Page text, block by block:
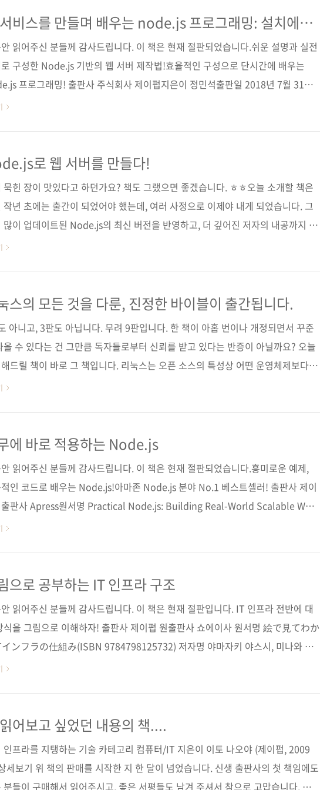
/ 아두이노 / 프로그래밍 / 하드웨어 / 소프트웨어 / 리눅스 / 파이썬 / 오픈 소스 /
비스를 만들며 배우는 node.js 프로그래밍: 설치에서
까지
읽어주신 분들께 감사드립니다. 이 책은 현재 절판되었습니다.쉬운 설명과 실전
구성한 Node.js 기반의 웹 서버 제작법!효율적인 구성으로 단시간에 배우는
프로그래밍! 출판사 주식회사 제이펍지은이 정민석출판일 2018년 7월 31일
220쪽시리즈 (없음)판 형 46배판변형(188*245*12)제 본 무선(soft cover)정
트■ node.js 공식 사이트 관련 포스트■ 2018/07/20 - [출간전 책소식] -
로 웹 서버를 만들다!
묵힌 장이 맛있다고 하던가요? 책도 그랬으면 좋겠습니다. ㅎㅎ오늘 소개할 책은
작년 초에는 출간이 되었어야 했는데, 여러 사정으로 이제야 내게 되었습니다. 그
많이 업데이트된 Node.js의 최신 버전을 반영하고, 더 깊어진 저자의 내공까지 책
담았으니 오래 묵힌 장과 빗대어도 괜찮겠죠? ^^; 온라인상에서 Harrison Jung
합니다. 그래서 그 경험을 살려 간단한 페이스북 챗봇 제작 방법도 책에 실어주
스의 모든 것을 다룬, 진정한 바이블이 출간됩니다.
아니고, 3판도 아닙니다. 무려 9판입니다. 한 책이 아홉 번이나 개정되면서 꾸준
올 수 있다는 건 그만큼 독자들로부터 신뢰를 받고 있다는 반증이 아닐까요? 오늘
드릴 책이 바로 그 책입니다. 리눅스는 오픈 소스의 특성상 어떤 운영체제보다
발전해왔고 예전보다 안정성도 높아져 유닉스나 윈도우 서버를 최근 많이 대체
맞게 분량도 방대합니다. 천 페이지가 넘는 분량에 리눅스 시스템의 거의 모든 것
에 대한 정의와 배포판의 종류..
에 바로 적용하는 Node.js
읽어주신 분들께 감사드립니다. 이 책은 현재 절판되었습니다.흥미로운 예제,
인 코드로 배우는 Node.js!아마존 Node.js 분야 No.1 베스트셀러! 출판사 제이
출판사 Apress원서명 Practical Node.js: Building Real-World Scalable Web
(ISBN: 9781430265955)저자명 아자트 마르단역자명 테크 트랜스 그룹 T4출판
/ MongoDB / Jade / Mocha / Express 4 / Expect / T..
으로 공부하는 IT 인프라 구조
읽어주신 분들께 감사드립니다. 이 책은 현재 절판입니다. IT 인프라 전반에 대
식을 그림으로 이해하자! 출판사 제이펍 원출판사 쇼에이사 원서명 絵で見てわか
ンフラの仕組み(ISBN 9784798125732) 저자명 야마자키 야스시, 미나와 요
아제카츠 요헤이, 사토 타카히코 역자명 김완섭 출판일 2015년 7월 20일 페이지
계층형 / 네트워크 / 웹 서버 / DB 서버 분야 시스템 운영 및 관리 / 네트워크 관련
어보고 싶었던 내용의 책....
인프라를 지탱하는 기술 카테고리 컴퓨터/IT 지은이 이토 나오야 (제이펍, 2009
세보기 위 책의 판매를 시작한 지 한 달이 넘었습니다. 신생 출판사의 첫 책임에도
분들이 구매해서 읽어주시고, 좋은 서평들도 남겨 주셔서 참으로 고맙습니다. 인